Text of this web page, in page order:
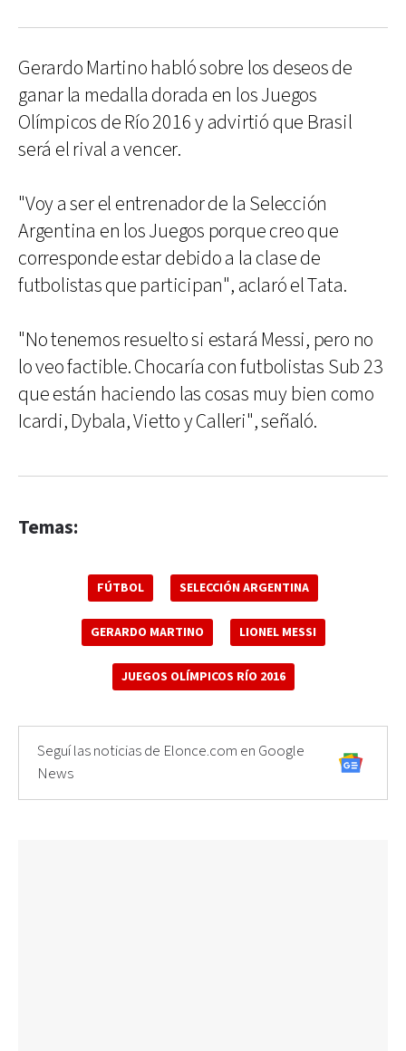
Gerardo Martino habló sobre los deseos de
ganar la medalla dorada en los Juegos
Olímpicos de Río 2016 y advirtió que Brasil
será el rival a vencer.
"Voy a ser el entrenador de la Selección
Argentina en los Juegos porque creo que
corresponde estar debido a la clase de
futbolistas que participan", aclaró el Tata.
"No tenemos resuelto si estará Messi, pero no
lo veo factible. Chocaría con futbolistas Sub 23
que están haciendo las cosas muy bien como
Icardi, Dybala, Vietto y Calleri", señaló.
Temas:
FÚTBOL SELECCIÓN ARGENTINA
GERARDO MARTINO LIONEL MESSI
JUEGOS OLÍMPICOS RÍO 2016
Seguí las noticias de Elonce.com en Google
News